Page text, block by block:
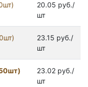
20.05 руб./
шт
23.15 руб./
шт
23.02 руб./
шт